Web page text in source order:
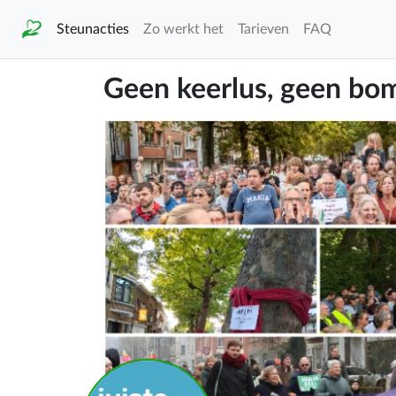
Steunacties Zo werkt het Tarieven FAQ
Geen keerlus, geen